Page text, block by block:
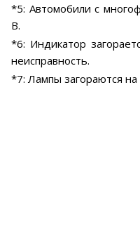
*5: Автомобили с
В.
*6: Индикатор
неисправность.
*7: Лампы загораются